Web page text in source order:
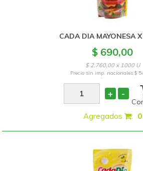
CADA DIA MAYONESA
$ 690,00
$ 2.760,00 x 1000 U
Precio sin imp. nacionales $
+ -
Agregados : 0